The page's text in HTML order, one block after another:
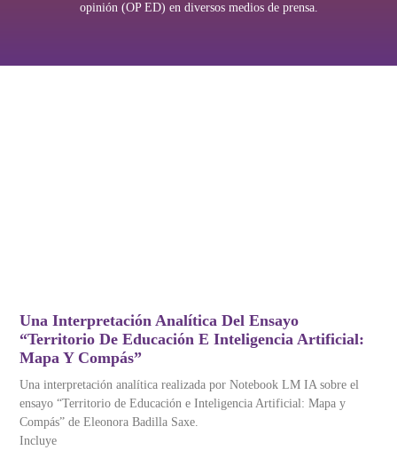
opinión (OP ED) en diversos medios de prensa.
Una Interpretación Analítica Del Ensayo
“Territorio De Educación E Inteligencia Artificial:
Mapa Y Compás”
Una interpretación analítica realizada por Notebook LM IA sobre el
ensayo “Territorio de Educación e Inteligencia Artificial: Mapa y
Compás” de Eleonora Badilla Saxe.
Incluye